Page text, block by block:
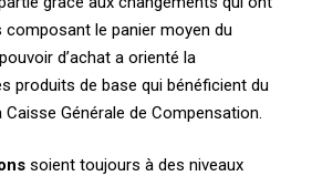
le panier moyen du
d’achat a orienté la
produits de base qui bénéficient du
Générale de Compensation.
soient toujours à des niveaux